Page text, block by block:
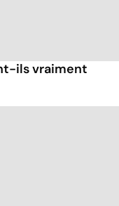
ils vraiment